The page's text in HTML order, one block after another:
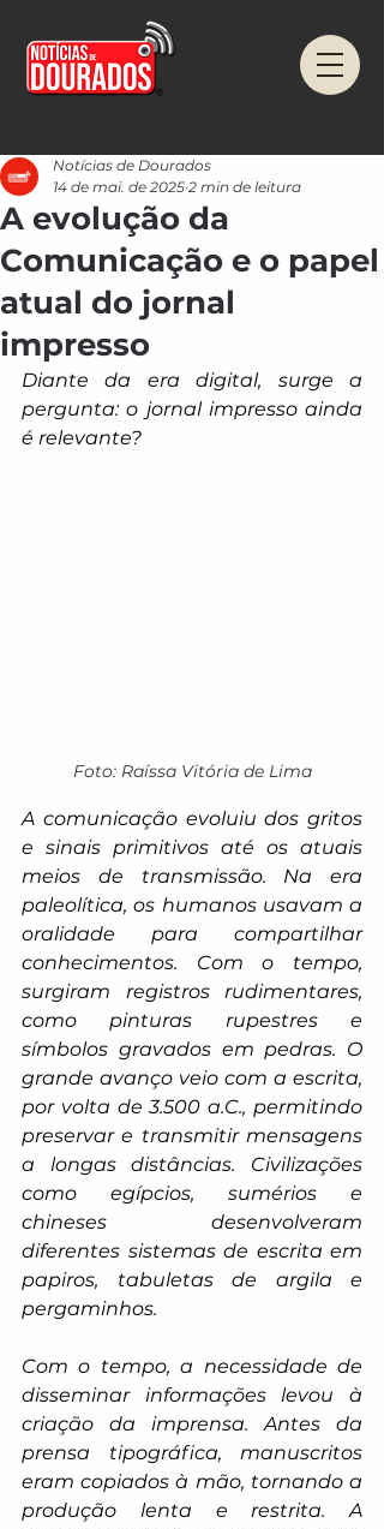
A evolução da
Comunicação e o papel
atual do jornal
impresso
Notícias de Dourados
14 de mai. de 2025 2 min de leitura
Diante da era digital, surge a
pergunta: o jornal impresso ainda
é relevante?
Foto: Raíssa Vitória de Lima
A comunicação evoluiu dos gritos
e sinais primitivos até os atuais
meios de transmissão. Na era
paleolítica, os humanos usavam a
oralidade para compartilhar
conhecimentos. Com o tempo,
surgiram registros rudimentares,
como pinturas rupestres e
símbolos gravados em pedras. O
grande avanço veio com a escrita,
por volta de 3.500 a.C., permitindo
preservar e transmitir mensagens
a longas distâncias. Civilizações
como egípcios, sumérios e
chineses desenvolveram
diferentes sistemas de escrita em
papiros, tabuletas de argila e
pergaminhos.
Com o tempo, a necessidade de
disseminar informações levou à
criação da imprensa. Antes da
prensa tipográfica, manuscritos
eram copiados à mão, tornando a
produção lenta e restrita. A